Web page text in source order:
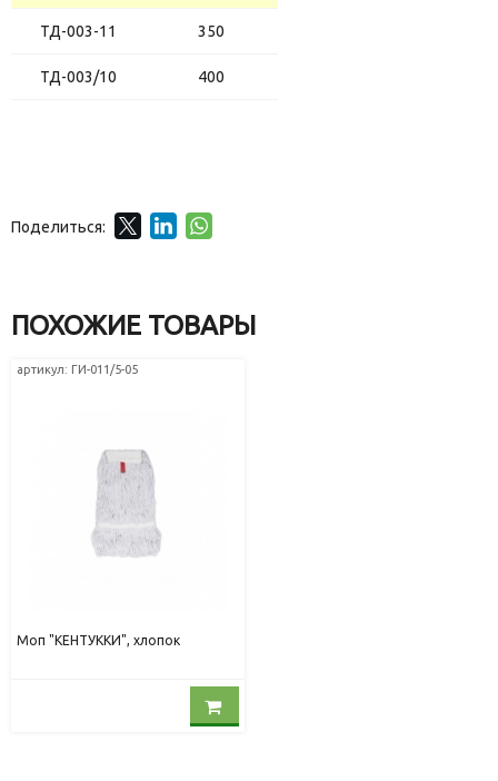
ТД-003-11 350
ТД-003/10 400
Поделиться:
ПОХОЖИЕ ТОВАРЫ
артикул: ГИ-011/5-05
Моп "КЕНТУККИ", хлопок